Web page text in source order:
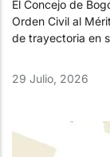
El Concejo de
Orden Civil al
de trayectoria en
29 Julio, 2026